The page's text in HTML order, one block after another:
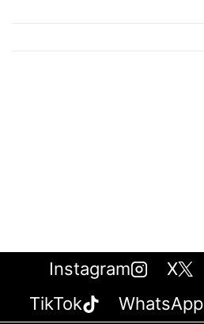
X
Instagram
WhatsApp
TikTok